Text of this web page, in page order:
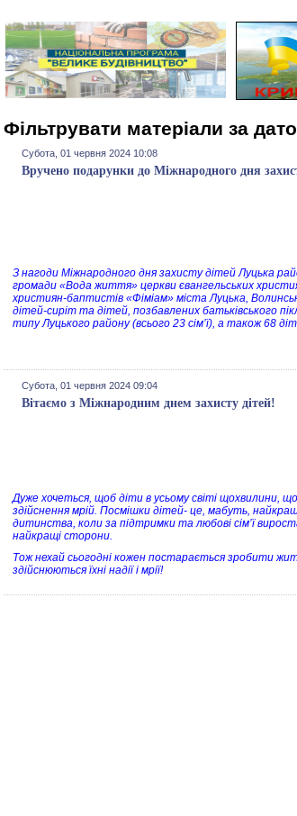
Фільтрувати матеріали за
Субота, 01 червня 2024 10:08
Вручено подарунки до Міжнародного дня
З нагоди Міжнародного дня захисту дітей Луцька
громади «Вода життя» церкви євангельських
християн-баптистів «Фіміам» міста Луцька,
дітей-сиріт та дітей, позбавлених батьківського
типу Луцького району (всього 23 сім’ї), а також 68
Субота, 01 червня 2024 09:04
Вітаємо з Міжнародним днем захисту дітей!
Дуже хочеться, щоб діти в усьому світі щохвилини,
здійснення мрій. Посмішки дітей- це, мабуть,
дитинства, коли за підтримки та любові сім’ї
найкращі сторони.
Тож нехай сьогодні кожен постарається зробити
здійснюються їхні надії і мрії!